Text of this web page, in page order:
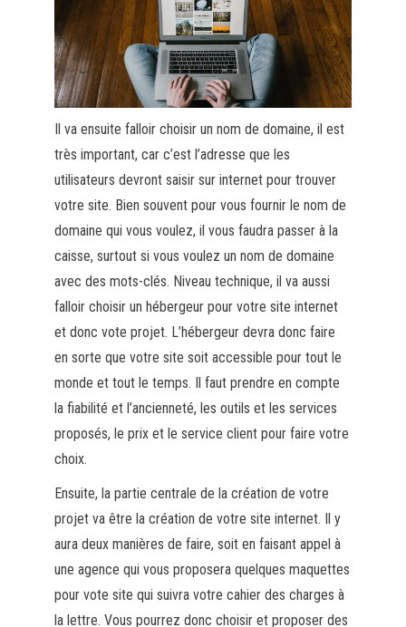
Il va ensuite falloir choisir un nom de domaine, il est
très important, car c’est l’adresse que les
utilisateurs devront saisir sur internet pour trouver
votre site. Bien souvent pour vous fournir le nom de
domaine qui vous voulez, il vous faudra passer à la
caisse, surtout si vous voulez un nom de domaine
avec des mots-clés. Niveau technique, il va aussi
falloir choisir un hébergeur pour votre site internet
et donc vote projet. L’hébergeur devra donc faire
en sorte que votre site soit accessible pour tout le
monde et tout le temps. Il faut prendre en compte
la fiabilité et l’ancienneté, les outils et les services
proposés, le prix et le service client pour faire votre
choix.
Ensuite, la partie centrale de la création de votre
projet va être la création de votre site internet. Il y
aura deux manières de faire, soit en faisant appel à
une agence qui vous proposera quelques maquettes
pour vote site qui suivra votre cahier des charges à
la lettre. Vous pourrez donc choisir et proposer des